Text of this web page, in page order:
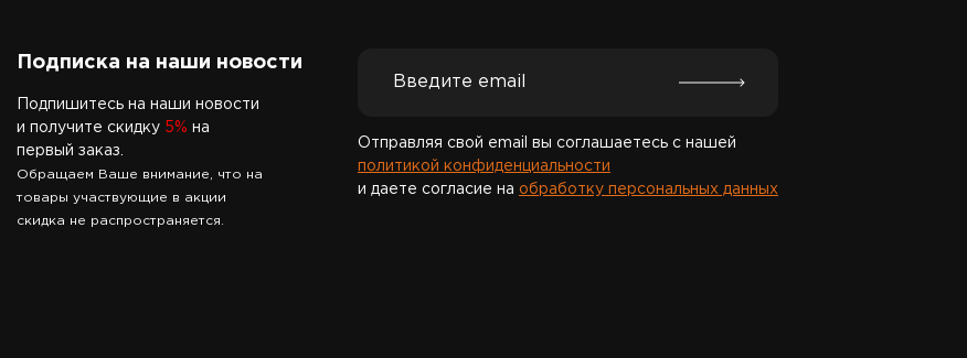
Подписка на наши новости
Подпишитесь на наши новости
и получите скидку 5% на
первый заказ.
Обращаем Ваше внимание, что на
товары участвующие в акции
скидка не распространяется.
Отправляя свой email вы соглашаетесь с нашей
политикой конфиденциальности
и даете согласие на обработку персональных данных